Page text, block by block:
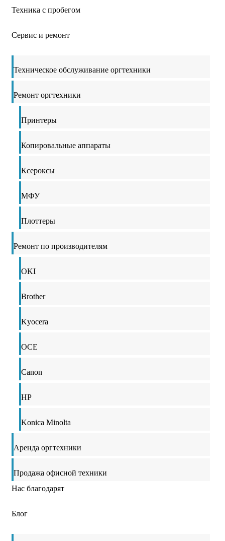
Техника с пробегом
Сервис и ремонт
Техническое обслуживание оргтехники
Ремонт оргтехники
Принтеры
Копировальные аппараты
Ксероксы
МФУ
Плоттеры
Ремонт по производителям
OKI
Brother
Kyocera
OCE
Canon
HP
Konica Minolta
Аренда оргтехники
Продажа офисной техники
Нас благодарят
Блог